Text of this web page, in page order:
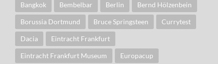
Bangkok Bembelbar Berlin Bernd Hölzenbein
Borussia Dortmund Bruce Springsteen Currytest
Dacia Eintracht Frankfurt
Eintracht Frankfurt Museum Europacup